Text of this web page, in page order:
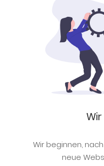
Wir beginnen,
neue